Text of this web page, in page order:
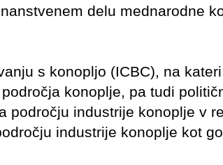
delu mednarodne
s konopljo (ICBC), na
konoplje, pa tudi
področju industrije konoplje v
industrije konoplje kot